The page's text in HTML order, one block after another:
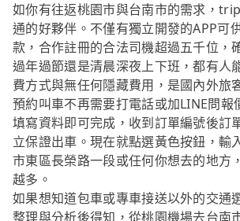
如你有往返桃園市與台南市的需求，
通的好夥伴。不僅有獨立開發的APP可
款，合作註冊的合法司機超過五千位，
過年過節還是清晨深夜上下班，都有人
費方式與無任何隱藏費用，是國內外旅
預約叫車不再需要打電話或加LINE問報
填寫資料即可完成，收到訂單編號後訂
立保證出車。現在就點選黃色按鈕，輸
市東區長榮路一段或任何你想去的地方
越多。
如果想知道包車或專車接送以外的交通
整理與分析後得知，從桃園機場去台南